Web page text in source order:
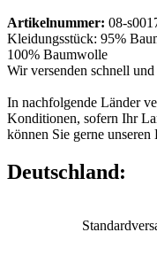
Artikelnummer: 08-
Kleidungsstück: 95%
100% Baumwolle
Wir versenden schnell
In nachfolgende Länder
Konditionen, sofern Ihr
können Sie gerne
Deutschland: